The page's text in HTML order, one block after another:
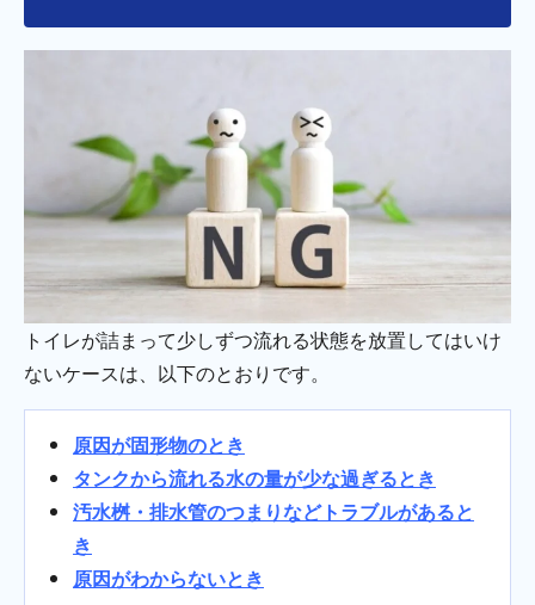
トイレが詰まって少しずつ流れる状態を放置してはいけ
ないケースは、以下のとおりです。
原因が固形物のとき
タンクから流れる水の量が少な過ぎるとき
汚水桝・排水管のつまりなどトラブルがあると
き
原因がわからないとき